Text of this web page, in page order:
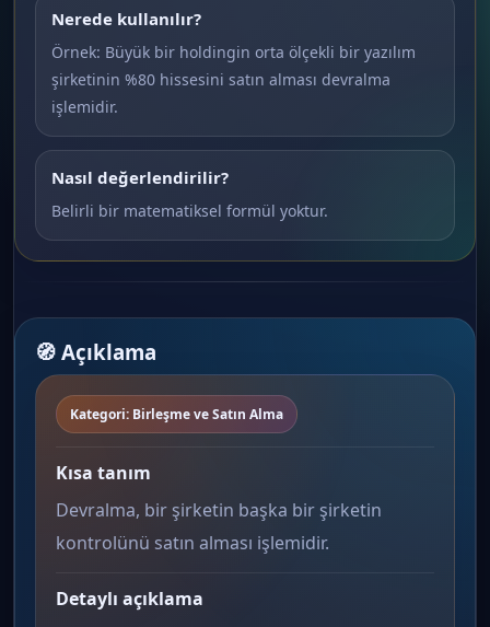
Nerede kullanılır?
Örnek: Büyük bir holdingin orta ölçekli bir yazılım
şirketinin %80 hissesini satın alması devralma
işlemidir.
Nasıl değerlendirilir?
Belirli bir matematiksel formül yoktur.
🧭 Açıklama
Kategori: Birleşme ve Satın Alma
Kısa tanım
Devralma, bir şirketin başka bir şirketin
kontrolünü satın alması işlemidir.
Detaylı açıklama